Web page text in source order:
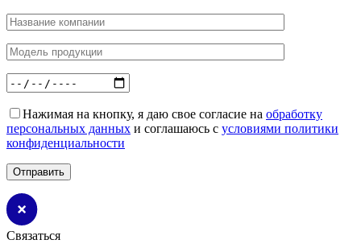
Нажимая на кнопку, я даю свое согласие на обработку
персональных данных и соглашаюсь с условиями политики
конфиденциальности
Связаться